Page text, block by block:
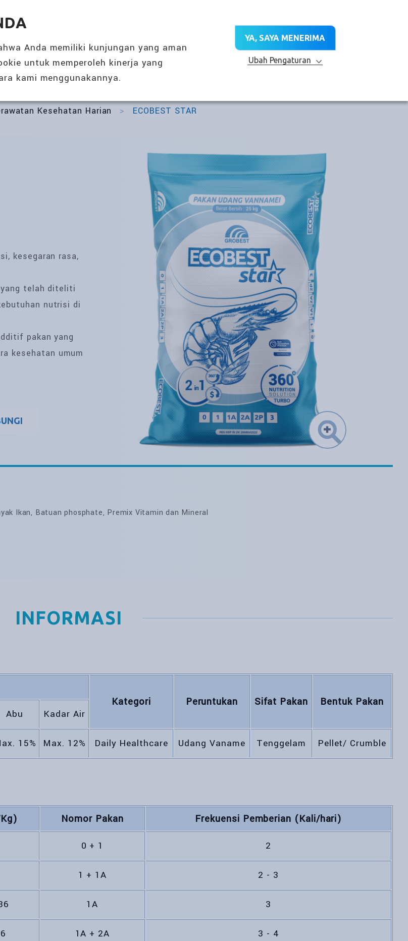
Anda memiliki kunjungan yang aman
untuk memperoleh kinerja yang
kami menggunakannya.
YA, SAYA MENERIMA
Ubah Pengaturan
SOLUSI NUTRISI 360°
KEBERLANJUTAN
R&D
LAYANAN TEKNIS
TENTANG KAMI
Kesehatan Harian > ECOBEST STAR
kesegaran rasa,
yang telah diteliti
nutrisi di
pakan yang
kesehatan umum
Ikan, Batuan phosphate, Premix Vitamin dan Mineral
INFORMASI
Kategori
Peruntukan Sifat Pakan Bentuk Pakan
Abu Kadar Air
15% Max. 12% Daily Healthcare Udang Vaname Tenggelam Pellet/ Crumble
Nomor Pakan Frekuensi Pemberian (Kali/hari)
0 + 1 2
1 + 1A 2 - 3
1A 3
1A + 2A 3 - 4